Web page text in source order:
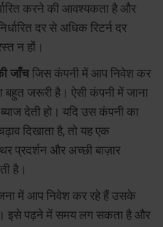
करने की आवश्यकता है और
दर से अधिक रिटर्न दर
न हों।
जाँच जिस कंपनी में आप निवेश कर
बहुत जरूरी है। ऐसी कंपनी में जाना
देती हो। यदि उस कंपनी का
दिखाता है, तो यह एक
प्रदर्शन और अच्छी बाज़ार
है।
में आप निवेश कर रहे हैं उसके
इसे पढ़ने में समय लग सकता है और